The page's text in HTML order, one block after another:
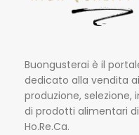
Buongusterai è il
dedicato alla vendita
produzione, selezione,
di prodotti alimentari
Ho.Re.Ca.